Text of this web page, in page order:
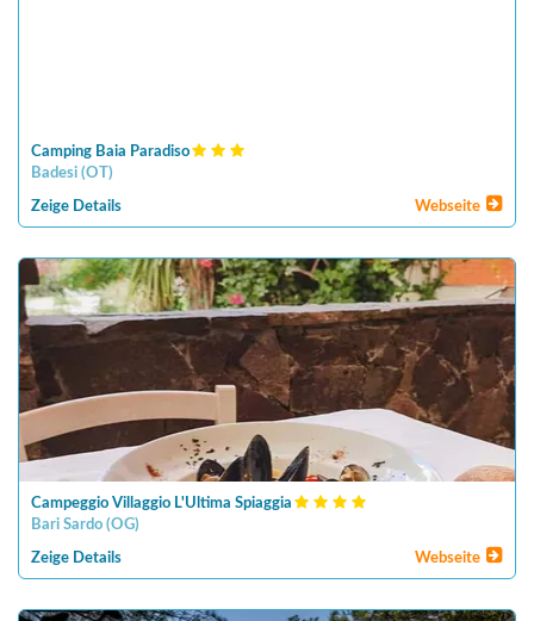
Camping Baia Paradiso
Badesi (OT)
Zeige Details Webseite
Campeggio Villaggio L'Ultima Spiaggia
Bari Sardo (OG)
Zeige Details Webseite